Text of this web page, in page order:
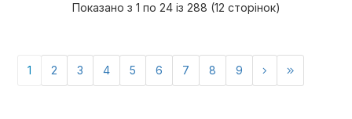
Показано з 1 по 24 із 288 (12 сторінок)
1 2 3 4 5 6 7 8 9